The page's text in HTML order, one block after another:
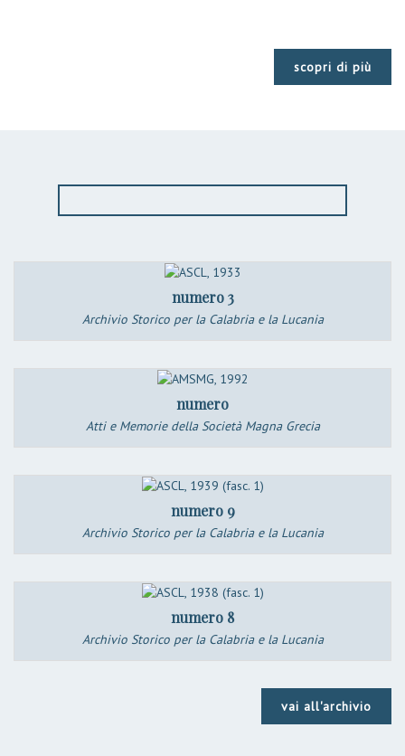
scopri di più
numero 3
Archivio Storico per la Calabria e la Lucania
numero
Atti e Memorie della Società Magna Grecia
numero 9
Archivio Storico per la Calabria e la Lucania
numero 8
Archivio Storico per la Calabria e la Lucania
vai all'archivio